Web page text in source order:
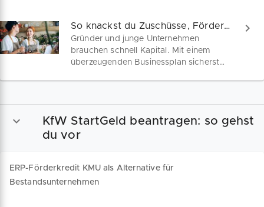
So knackst du Zuschüsse, Fördermittel & Kredite
Gründer und junge Unternehmen
brauchen schnell Kapital. Mit einem
überzeugenden Businessplan sicherst
Businessplan kostenlos dazu.
KfW StartGeld beantragen: so gehst
du vor
ERP-Förderkredit KMU als Alternative für
Bestandsunternehmen